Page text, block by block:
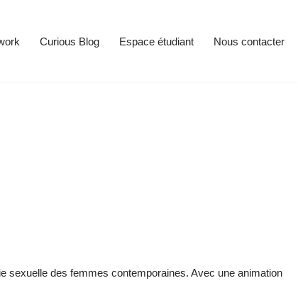
Curious Blog Espace étudiant Nous contacter
sexuelle des femmes contemporaines. Avec une animation